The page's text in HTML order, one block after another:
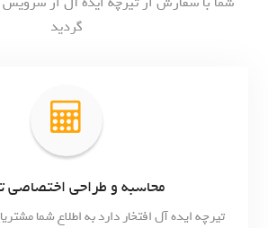
گردید
محاسبه و طراحی اختصاصی
تیرچه ایده آل افتخار دارد به اطلاع شما